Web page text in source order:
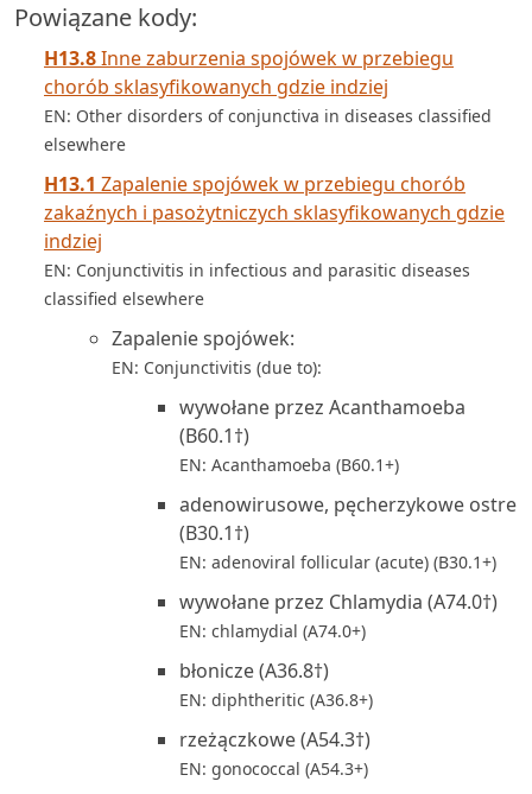
Powiązane kody:
H13.8Inne zaburzenia spojówek w przebiegu
chorób sklasyfikowanych gdzie indziej
EN: Other disorders of conjunctiva in diseases classified
elsewhere
H13.1 Zapalenie spojówek w przebiegu chorób
zakaźnych i pasożytniczych sklasyfikowanych gdzie
indziej
EN: Conjunctivitis in infectious and parasitic diseases
classified elsewhere
Zapalenie spojówek:
EN: Conjunctivitis (due to):
wywołane przez Acanthamoeba
(B60.1†)
EN: Acanthamoeba (B60.1+)
adenowirusowe, pęcherzykowe ostre
(B30.1†)
EN: adenoviral follicular (acute) (B30.1+)
wywołane przez Chlamydia (A74.0†)
EN: chlamydial (A74.0+)
błonicze (A36.8†)
EN: diphtheritic (A36.8+)
rzeżączkowe (A54.3†)
EN: gonococcal (A54.3+)